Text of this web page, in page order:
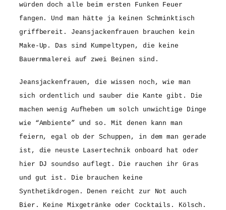
würden doch alle beim ersten Funken Feuer
fangen. Und man hätte ja keinen Schminktisch
griffbereit. Jeansjackenfrauen brauchen kein
Make-Up. Das sind Kumpeltypen, die keine
Bauernmalerei auf zwei Beinen sind.
Jeansjackenfrauen, die wissen noch, wie man
sich ordentlich und sauber die Kante gibt. Die
machen wenig Aufheben um solch unwichtige Dinge
wie “Ambiente” und so. Mit denen kann man
feiern, egal ob der Schuppen, in dem man gerade
ist, die neuste Lasertechnik onboard hat oder
hier DJ soundso auflegt. Die rauchen ihr Gras
und gut ist. Die brauchen keine
Synthetikdrogen. Denen reicht zur Not auch
Bier. Keine Mixgetränke oder Cocktails. Kölsch.